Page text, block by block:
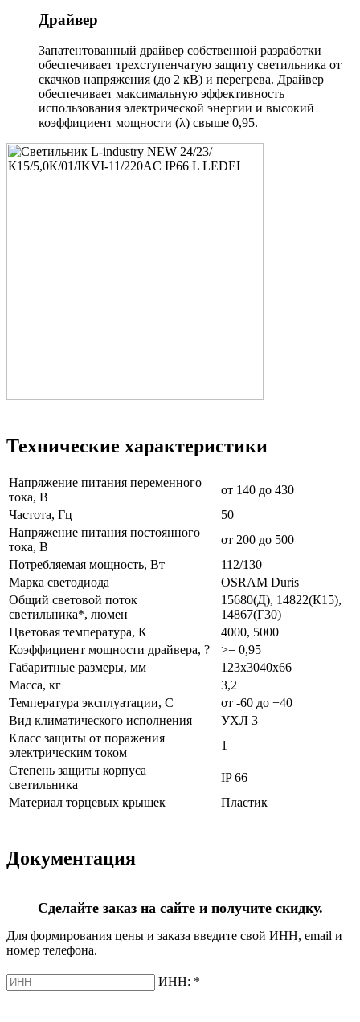
Драйвер
Запатентованный драйвер собственной разработки
обеспечивает трехступенчатую защиту светильника от
скачков напряжения (до 2 кВ) и перегрева. Драйвер
обеспечивает максимальную эффективность
использования электрической энергии и высокий
коэффициент мощности (λ) свыше 0,95.
Технические характеристики
Напряжение питания переменного
тока, В
от 140 до 430
Частота, Гц
50
Напряжение питания постоянного
тока, В
от 200 до 500
Потребляемая мощность, Вт
112/130
Марка светодиода
OSRAM Duris
Общий световой поток
светильника*, люмен
15680(Д), 14822(К15),
14867(Г30)
Цветовая температура, К
4000, 5000
Коэффициент мощности драйвера, ?
>= 0,95
Габаритные размеры, мм
123x3040x66
Масса, кг
3,2
Температура эксплуатации, С
от -60 до +40
Вид климатического исполнения
УХЛ 3
Класс защиты от поражения
электрическим током
1
Степень защиты корпуса
светильника
IP 66
Материал торцевых крышек
Пластик
Документация
Сделайте заказ на сайте и получите скидку.
Для формирования цены и заказа введите свой ИНН, email и
номер телефона.
ИНН: *